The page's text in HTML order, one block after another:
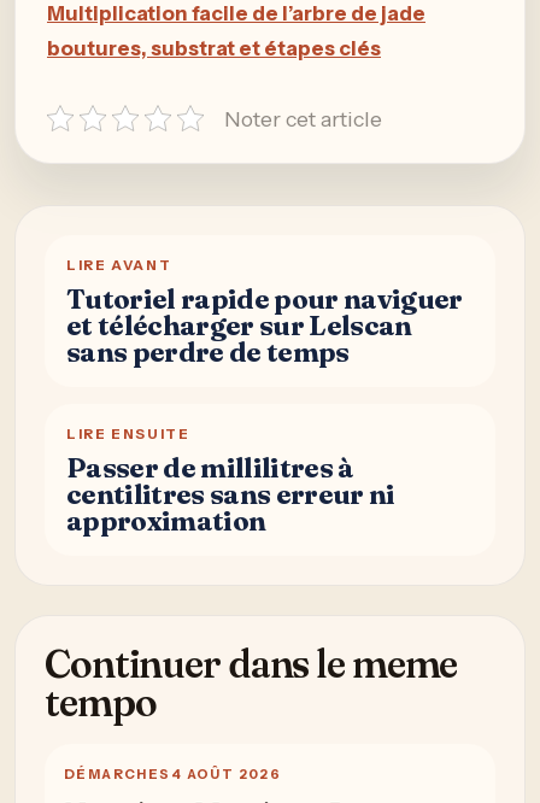
Multiplication facile de l’arbre de jade
boutures, substrat et étapes clés
Noter cet article
LIRE AVANT
Tutoriel rapide pour naviguer
et télécharger sur Lelscan
sans perdre de temps
LIRE ENSUITE
Passer de millilitres à
centilitres sans erreur ni
approximation
Continuer dans le meme
tempo
DÉMARCHES 4 AOÛT 2026